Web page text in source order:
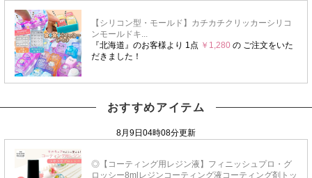
おすすめアイテム